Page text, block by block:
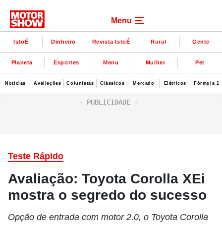
Menu
IstoÉ Dinheiro Revista IstoÉ Rural Gente
Planeta Esportes Menu Mulher Pet
Notícias Avaliações Colunistas Clássicos Mercado Elétricos Fórmula 1
Teste Rápido
Avaliação: Toyota Corolla XEi
mostra o segredo do sucesso
Opção de entrada com motor 2.0, o Toyota Corolla